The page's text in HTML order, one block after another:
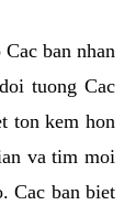
ban nhan
tuong Cac
ton kem hon
va tim moi
Cac ban biet